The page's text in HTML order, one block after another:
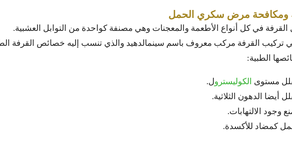
ومكافحة مرض سكري الحمل
في كل أنواع الأطعمة والمعجنات وهي مصنفة كواحدة من التوابل العشبية.
تركيب القرفة مركب معروف باسم سينمالدهيد والذي تنسب إليه خصائص القرفة
الطبية:
مستوى الكوليسترول.
أيضا الدهون الثلاثية.
وجود الالتهابات.
كمضاد للأكسدة.